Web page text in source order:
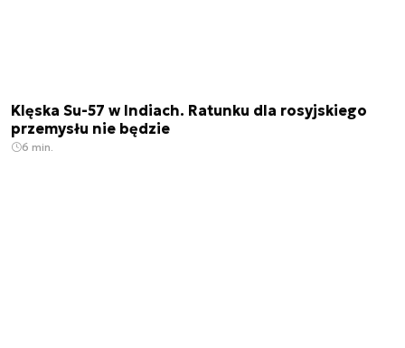
Klęska Su-57 w Indiach. Ratunku dla rosyjskiego
przemysłu nie będzie
6 min.